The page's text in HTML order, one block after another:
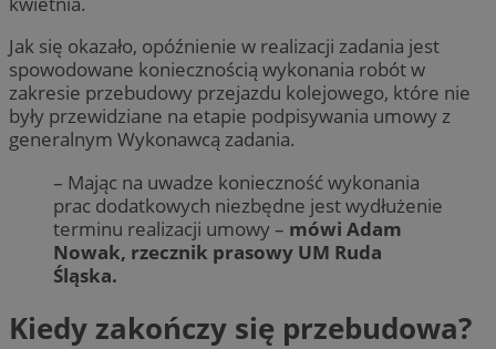
Jak się okazało, opóźnienie w realizacji zadania jest
spowodowane koniecznością wykonania robót w
zakresie przebudowy przejazdu kolejowego, które nie
były przewidziane na etapie podpisywania umowy z
generalnym Wykonawcą zadania.
– Mając na uwadze konieczność wykonania
prac dodatkowych niezbędne jest wydłużenie
terminu realizacji umowy – mówi Adam
Nowak, rzecznik prasowy UM Ruda
Śląska.
Kiedy zakończy się przebudowa?